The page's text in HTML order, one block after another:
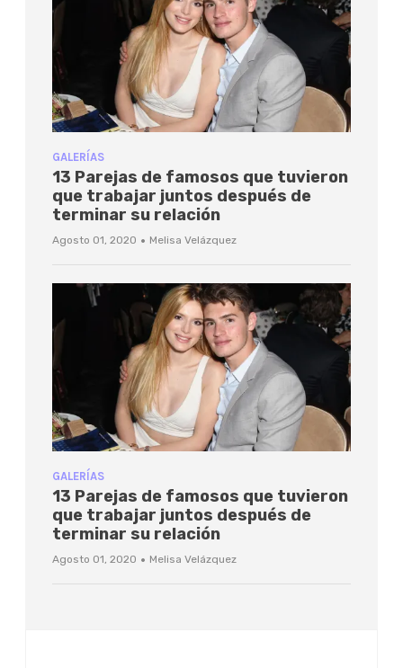
GALERÍAS
13 Parejas de famosos que tuvieron
que trabajar juntos después de
terminar su relación
Agosto 01, 2020 · Melisa Velázquez
GALERÍAS
13 Parejas de famosos que tuvieron
que trabajar juntos después de
terminar su relación
Agosto 01, 2020 · Melisa Velázquez